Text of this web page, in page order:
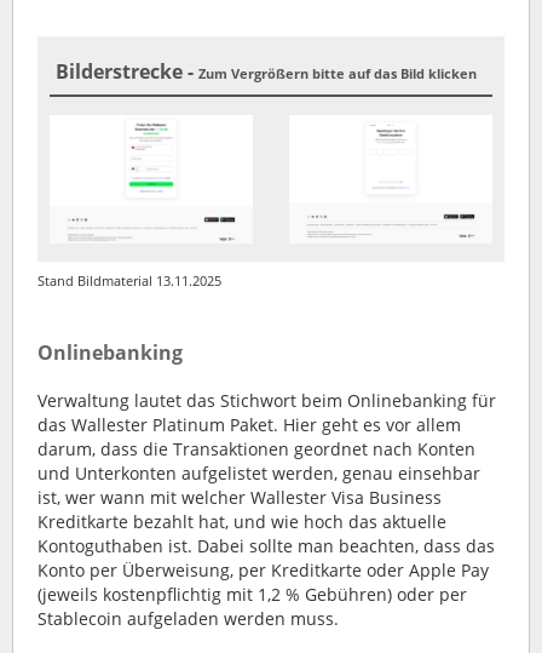
Bilderstrecke - Zum Vergrößern bitte auf das Bild klicken
Stand Bildmaterial 13.11.2025
Onlinebanking
Verwaltung lautet das Stichwort beim Onlinebanking für
das Wallester Platinum Paket. Hier geht es vor allem
darum, dass die Transaktionen geordnet nach Konten
und Unterkonten aufgelistet werden, genau einsehbar
ist, wer wann mit welcher Wallester Visa Business
Kreditkarte bezahlt hat, und wie hoch das aktuelle
Kontoguthaben ist. Dabei sollte man beachten, dass das
Konto per Überweisung, per Kreditkarte oder Apple Pay
(jeweils kostenpflichtig mit 1,2 % Gebühren) oder per
Stablecoin aufgeladen werden muss.